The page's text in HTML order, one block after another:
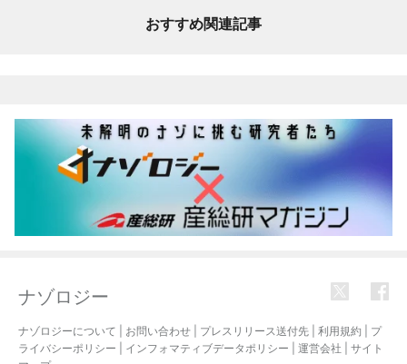
おすすめ関連記事
ナゾロジー
ナゾロジーについて お問い合わせ プレスリリース送付先 利用規約
プ
ライバシーポリシー
インフォマティブデータポリシー 運営会社
サイト